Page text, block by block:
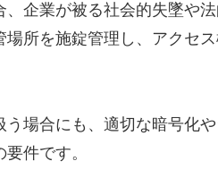
企業が被る社会的失墜や法
所を施錠管理し、アクセ
場合にも、適切な暗号化
件です。